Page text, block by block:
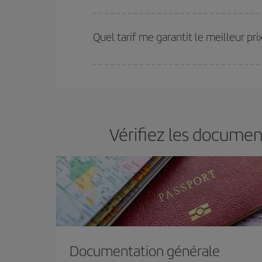
plus économiques (touristiques). Par
Quel tarif me garantit le meilleur
Vérifiez les
Documentation générale